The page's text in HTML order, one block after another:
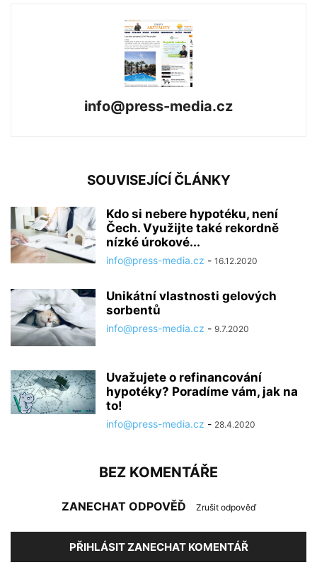
info@press-media.cz
SOUVISEJÍCÍ ČLÁNKY
Kdo si nebere hypotéku, není
Čech. Využijte také rekordně
nízké úrokové...
info@press-media.cz - 16.12.2020
Unikátní vlastnosti gelových
sorbentů
info@press-media.cz - 9.7.2020
Uvažujete o refinancování
hypotéky? Poradíme vám, jak na
to!
info@press-media.cz - 28.4.2020
BEZ KOMENTÁŘE
ZANECHAT ODPOVĚĎ Zrušit odpověď
PŘIHLÁSIT ZANECHAT KOMENTÁŘ